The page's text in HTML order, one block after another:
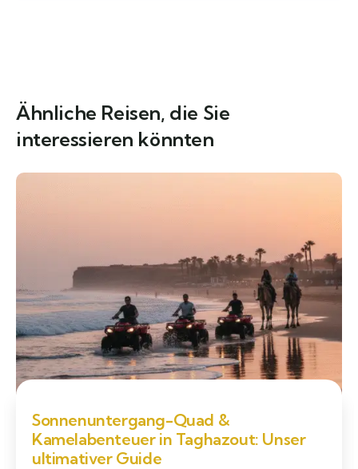
Ähnliche Reisen, die Sie
interessieren könnten
Sonnenuntergang-Quad &
Kamelabenteuer in Taghazout: Unser
ultimativer Guide